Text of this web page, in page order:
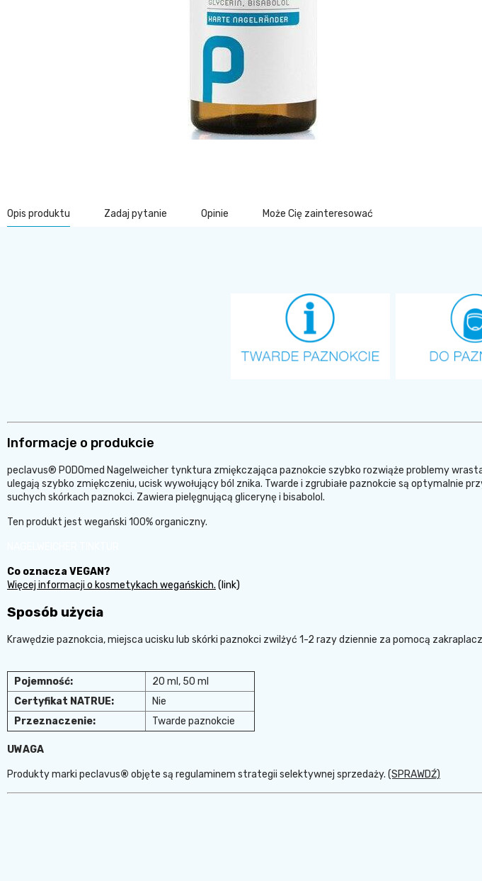
Opis produktu Zadaj pytanie Opinie Może Cię zainteresować
Informacje o produkcie
peclavus® PODOmed Nagelweicher tynktura zmiękczająca paznokcie szybko rozwiąże problemy
ulegają szybko zmiękczeniu, ucisk wywołujący ból znika. Twarde i zgrubiałe paznokcie są
suchych skórkach paznokci. Zawiera pielęgnującą glicerynę i bisabolol.
Ten produkt jest wegański 100% organiczny.
Co oznacza VEGAN?
Więcej informacji o kosmetykach wegańskich. (link)
Sposób użycia
Krawędzie paznokcia, miejsca ucisku lub skórki paznokci zwilżyć 1-2 razy dziennie za pomocą
Pojemność:
20 ml, 50 ml
Certyfikat NATRUE:
Nie
Przeznaczenie:
Twarde paznokcie
UWAGA
Produkty marki peclavus® objęte są regulaminem strategii selektywnej sprzedaży. (SPRAWDŹ)